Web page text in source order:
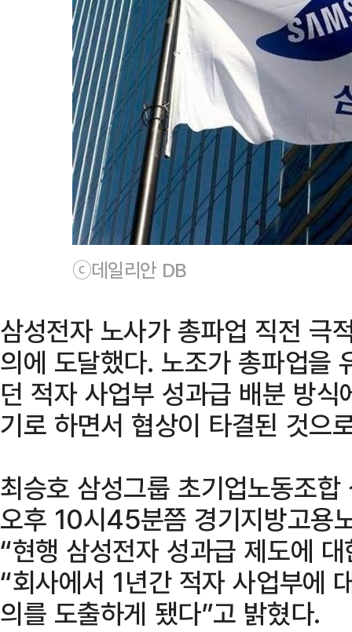
ⓒ데일리안 DB
삼성전자 노사가 총파업 직전 극
의에 도달했다. 노조가 총파업을
던 적자 사업부 성과급 배분 방
기로 하면서 협상이 타결된 것으
최승호 삼성그룹 초기업노동조
오후 10시45분쯤 경기지방고용
“현행 삼성전자 성과급 제도에
“회사에서 1년간 적자 사업부에
의를 도출하게 됐다”고 밝혔다.